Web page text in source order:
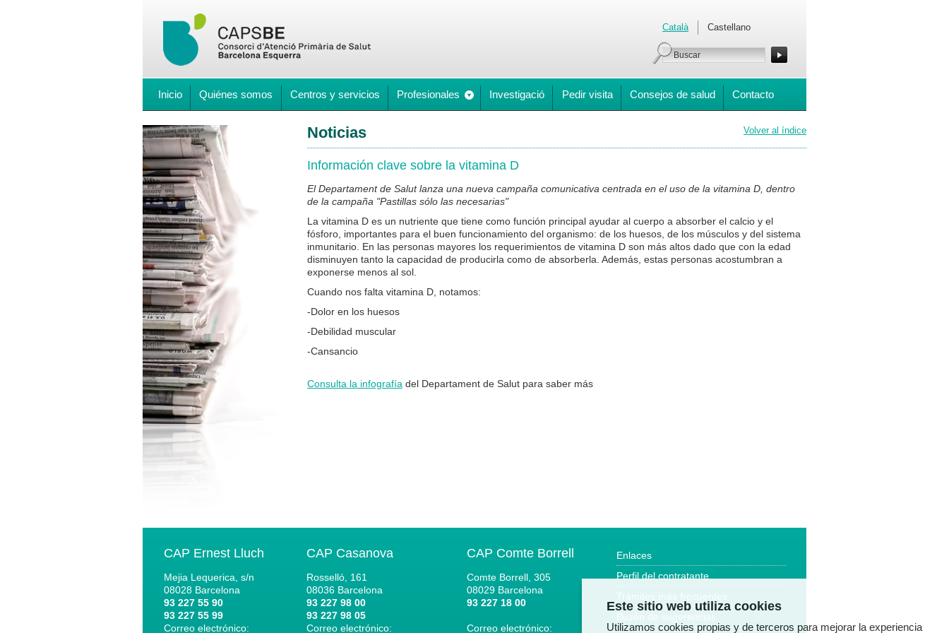
Català Castellano
Inicio Quiénes somos Centros y servicios Profesionales Investigació Pedir visita Consejos de salud Contacto
Volver al índice
Noticias
Información clave sobre la vitamina D
El Departament de Salut lanza una nueva campaña comunicativa centrada en el uso de la vitamina D, dentro
de la campaña "Pastillas sólo las necesarias"
La vitamina D es un nutriente que tiene como función principal ayudar al cuerpo a absorber el calcio y el
fósforo, importantes para el buen funcionamiento del organismo: de los huesos, de los músculos y del sistema
inmunitario. En las personas mayores los requerimientos de vitamina D son más altos dado que con la edad
disminuyen tanto la capacidad de producirla como de absorberla. Además, estas personas acostumbran a
exponerse menos al sol.
Cuando nos falta vitamina D, notamos:
-Dolor en los huesos
-Debilidad muscular
-Cansancio
Consulta la infografía del Departament de Salut para saber más
CAP Ernest Lluch
Mejia Lequerica, s/n
08028 Barcelona
93 227 55 90
93 227 55 99
Correo electrónico:
CAP Casanova
Rosselló, 161
08036 Barcelona
93 227 98 00
93 227 98 05
Correo electrónico:
CAP Comte Borrell
Comte Borrell, 305
08029 Barcelona
93 227 18 00
Correo electrónico:
Enlaces
Perfil del contratante
Trámites más frecuentes
Buzón de sugerencias
Este sitio web utiliza cookies
Utilizamos cookies propias y de terceros para mejorar la experiencia